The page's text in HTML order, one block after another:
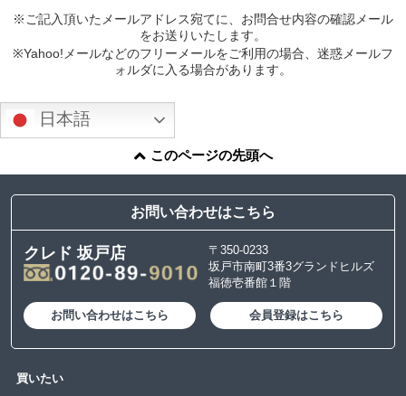
※ご記入頂いたメールアドレス宛てに、お問合せ内容の確認メール
をお送りいたします。
※Yahoo!メールなどのフリーメールをご利用の場合、迷惑メールフ
ォルダに入る場合があります。
日本語
このページの先頭へ
お問い合わせはこちら
クレド 坂戸店
〒350-0233
坂戸市南町3番3グランドヒルズ
福徳壱番館１階
お問い合わせはこちら 会員登録はこちら
買いたい